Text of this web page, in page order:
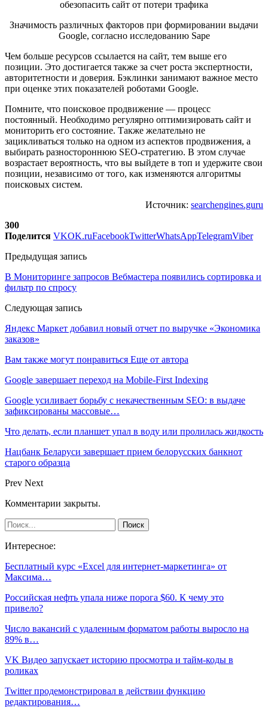
Значимость различных факторов при формировании выдачи
Google, согласно исследованию Sape
Чем больше ресурсов ссылается на сайт, тем выше его
позиции. Это достигается также за счет роста экспертности,
авторитетности и доверия. Бэклинки занимают важное место
при оценке этих показателей роботами Google.
Помните, что поисковое продвижение — процесс
постоянный. Необходимо регулярно оптимизировать сайт и
мониторить его состояние. Также желательно не
зацикливаться только на одном из аспектов продвижения, а
выбирать разностороннюю SEO-стратегию. В этом случае
возрастает вероятность, что вы выйдете в топ и удержите свои
позиции, независимо от того, как изменяются алгоритмы
поисковых систем.
Источник: searchengines.guru
300
Поделится VKOK.ruFacebookTwitterWhatsAppTelegramViber
Предыдущая запись
В Мониторинге запросов Вебмастера появились сортировка и
фильтр по спросу
Следующая запись
Яндекс Маркет добавил новый отчет по выручке «Экономика
заказов»
Вам также могут понравиться Еще от автора
Google завершает переход на Mobile-First Indexing
Google усиливает борьбу с некачественным SEO: в выдаче
зафиксированы массовые…
Что делать, если планшет упал в воду или пролилась жидкость
Нацбанк Беларуси завершает прием белорусских банкнот
старого образца
Prev Next
Комментарии закрыты.
Интересное:
Бесплатный курс «Excel для интернет-маркетинга» от
Максима…
Российская нефть упала ниже порога $60. К чему это
привело?
Число вакансий с удаленным форматом работы выросло на
89% в…
VK Видео запускает историю просмотра и тайм-коды в
роликах
Twitter продемонстрировал в действии функцию
редактирования…